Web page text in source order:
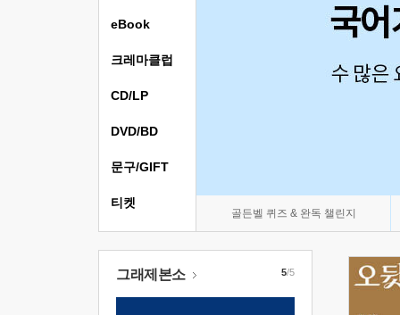
골든벨 퀴즈 & 완독 챌린지
eBook
크레마클럽
CD/LP
DVD/BD
문구/GIFT
티켓
그래제본소 5/5